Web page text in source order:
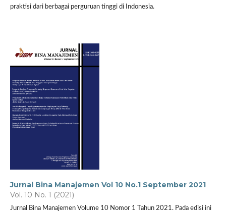
praktisi dari berbagai perguruan tinggi di Indonesia.
Jurnal Bina Manajemen Vol 10 No.1 September 2021
Vol. 10 No. 1 (2021)
Jurnal Bina Manajemen Volume 10 Nomor 1 Tahun 2021. Pada edisi ini